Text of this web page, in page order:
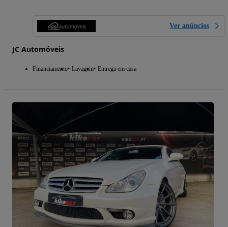
Ver anúncios
JC Automóveis
Financiamento Lavagem Entrega em casa